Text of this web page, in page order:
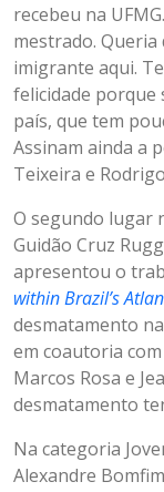
recebeu na
mestrado. Queria
imigrante aqui.
felicidade porque
país, que tem
Assinam ainda a
Teixeira e
O segundo lugar
Guidão Cruz
apresentou o
within Brazil’s
desmatamento
em coautoria
Marcos Rosa e
desmatamento
Na categoria
Alexandre